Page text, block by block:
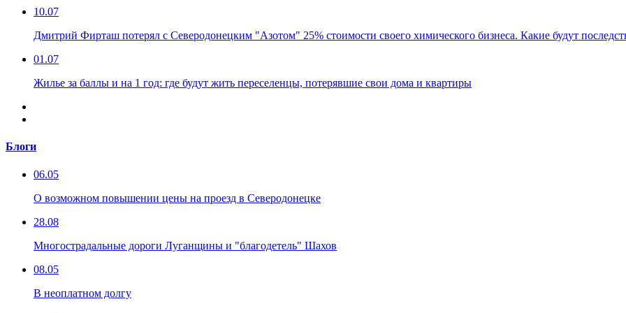
10.07
Дмитрий Фирташ потерял с Северодонецким "Азотом" 25% стоимости своего химического бизнеса. Какие будут
01.07
Жилье за баллы и на 1 год: где будут жить переселенцы, потерявшие свои дома и квартиры
Блоги
06.05
О возможном повышении цены на проезд в Северодонецке
28.08
Многострадальные дороги Луганщины и "благодетель" Шахов
08.05
В неоплатном долгу